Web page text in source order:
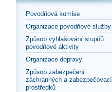
Povodňová komise
Organizace povodňové služby
Způsob vyhlašování stupňů
povodňové aktivity
Organizace dopravy
Způsob zabezpečení
záchranných a
prostředků